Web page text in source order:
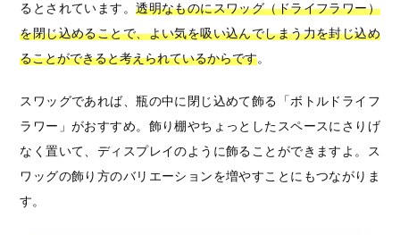
るとされています。透明なものにスワッグ（ドライフラワー）
を閉じ込めることで、よい気を吸い込んでしまう力を封じ込め
ることができると考えられているからです。
スワッグであれば、瓶の中に閉じ込めて飾る「ボトルドライフ
ラワー」がおすすめ。飾り棚やちょっとしたスペースにさりげ
なく置いて、ディスプレイのように飾ることができますよ。ス
ワッグの飾り方のバリエーションを増やすことにもつながりま
す。